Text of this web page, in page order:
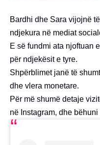
Bardhi dhe Sara vijojnë
ndjekura në mediat
E së fundmi ata njoftuan
për ndjekësit e tyre.
Shpërblimet janë të
dhe vlera monetare.
Për më shumë detaje
në Instagram, dhe